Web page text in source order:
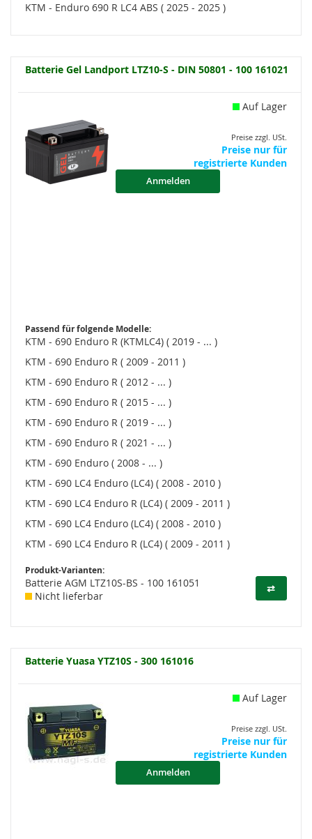
KTM - Enduro 690 R LC4 ABS ( 2025 - 2025 )
Batterie Gel Landport LTZ10-S - DIN 50801 - 100 161021
Auf Lager
Preise zzgl. USt.
Preise nur für
registrierte Kunden
Anmelden
Passend für folgende Modelle:
KTM - 690 Enduro R (KTMLC4) ( 2019 - ... )
KTM - 690 Enduro R ( 2009 - 2011 )
KTM - 690 Enduro R ( 2012 - ... )
KTM - 690 Enduro R ( 2015 - ... )
KTM - 690 Enduro R ( 2019 - ... )
KTM - 690 Enduro R ( 2021 - ... )
KTM - 690 Enduro ( 2008 - ... )
KTM - 690 LC4 Enduro (LC4) ( 2008 - 2010 )
KTM - 690 LC4 Enduro R (LC4) ( 2009 - 2011 )
KTM - 690 LC4 Enduro (LC4) ( 2008 - 2010 )
KTM - 690 LC4 Enduro R (LC4) ( 2009 - 2011 )
Produkt-Varianten:
⇄
Batterie AGM LTZ10S-BS - 100 161051
Nicht lieferbar
Batterie Yuasa YTZ10S - 300 161016
Auf Lager
Preise zzgl. USt.
Preise nur für
registrierte Kunden
Anmelden